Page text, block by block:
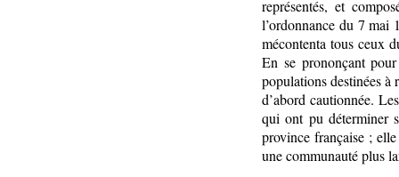
représentés, et
l’ordonnance du 7 mai
mécontenta tous ceux
En se prononçant
populations destinées à
d’abord cautionnée.
qui ont pu déterminer
province française ; elle
une communauté plus